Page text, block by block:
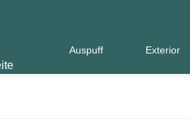
Auspuff Exterior